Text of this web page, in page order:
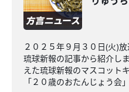
２０２５年９月３０日(火)
琉球新報の記事から紹介し
えた琉球新報のマスコット
「２０歳のおたんじょう会